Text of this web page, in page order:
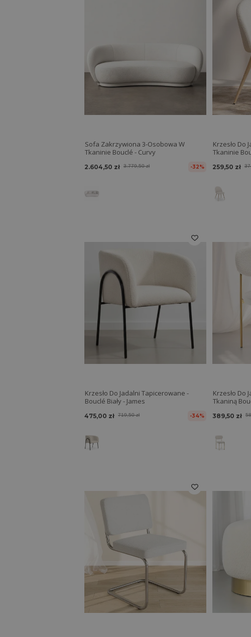
Sofa Zakrzywiona 3-Osobowa W
Tkaninie Bouclé - Curvy
2.604,50 zł 3.779,50 zł -32%
Krzesło Do
Tkaninie
259,50 zł
Krzesło Do Jadalni Tapicerowane -
Bouclé Biały - James
475,00 zł 719,50 zł -34%
Krzesło Do
Tkaniną
389,50 zł